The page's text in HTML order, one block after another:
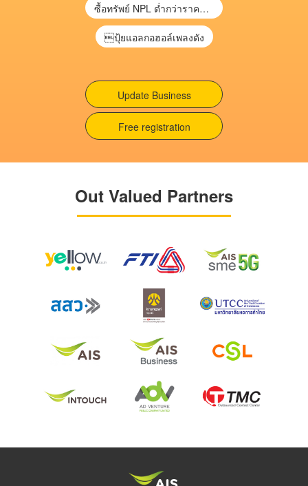
ซื้อทรัพย์ NPL ต่ำกว่าราคาตลาด 30-70% แบบไม่ต้องไปประมูล”
ปุ้ยแอลกอฮอล์เพลงดัง
Update Business
Free registration
Out Valued Partners